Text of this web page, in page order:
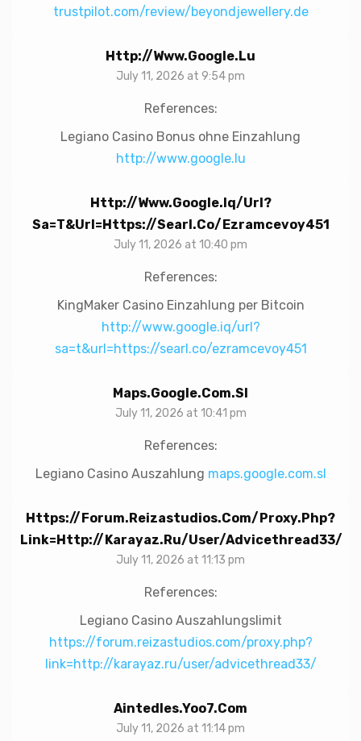
trustpilot.com/review/beyondjewellery.de
Http://www.google.lu
July 11, 2026 at 9:54 pm
References:
Legiano Casino Bonus ohne Einzahlung
http://www.google.lu
Http://www.google.iq/url?
Sa=t&url=https://searl.co/ezramcevoy451
July 11, 2026 at 10:40 pm
References:
KingMaker Casino Einzahlung per Bitcoin
http://www.google.iq/url?
sa=t&url=https://searl.co/ezramcevoy451
Maps.google.com.sl
July 11, 2026 at 10:41 pm
References:
Legiano Casino Auszahlung maps.google.com.sl
Https://forum.reizastudios.com/proxy.php?
Link=http://karayaz.ru/user/advicethread33/
July 11, 2026 at 11:13 pm
References:
Legiano Casino Auszahlungslimit
https://forum.reizastudios.com/proxy.php?
link=http://karayaz.ru/user/advicethread33/
Aintedles.yoo7.com
July 11, 2026 at 11:14 pm